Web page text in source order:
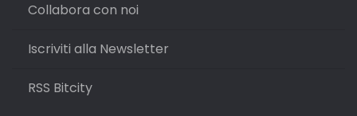
Collabora con noi
Iscriviti alla Newsletter
RSS Bitcity